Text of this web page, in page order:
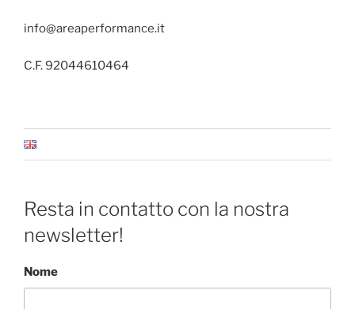
info@areaperformance.it
C.F. 92044610464
Resta in contatto con la nostra
newsletter!
Nome